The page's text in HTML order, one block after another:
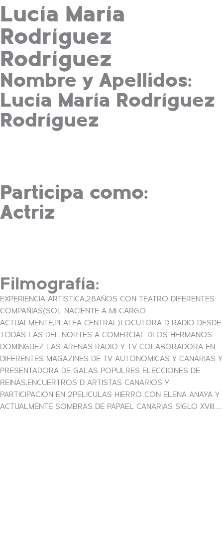
Lucía María
Rodríguez
Rodríguez
Nombre y Apellidos:
Lucía María Rodríguez
Rodríguez
Participa como:
Actriz
Filmografía:
EXPERIENCIA ARTISTICA;28AÑOS CON TEATRO DIFERENTES
COMPAÑIAS(SOL NACIENTE A MI CARGO
ACTUALMENTE;PLATEA CENTRAL)LOCUTORA D RADIO DESDE
TODAS LAS DEL NORTES A COMERCIAL DLOS HERMANOS
DOMINGUEZ LAS ARENAS RADIO Y TV COLABORADORA EN
DIFERENTES MAGAZINES DE TV AUTONOMICAS Y CANARIAS Y
PRESENTADORA DE GALAS POPULRES ELECCIONES DE
REINAS,ENCUERTROS D ARTISTAS CANARIOS Y
PARTICIPACION EN 2PELICULAS HIERRO CON ELENA ANAYA Y
ACTUALMENTE SOMBRAS DE PAPAEL CANARIAS SIGLO XVIII……